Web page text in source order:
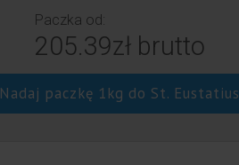
Paczka od:
205.39zł brutto
Nadaj paczkę 1kg do St. Eustatius